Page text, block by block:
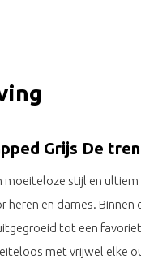
Grijs De
stijl en
heren en dames. Binnen
tot een
met vrijwel elke